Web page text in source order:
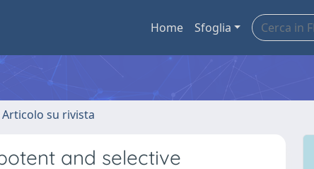
Home Sfoglia
Articolo su rivista
and selective